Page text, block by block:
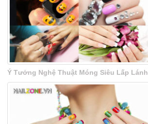
Ý Tưởng Nghệ Thuật Móng Siêu Lấp Lánh